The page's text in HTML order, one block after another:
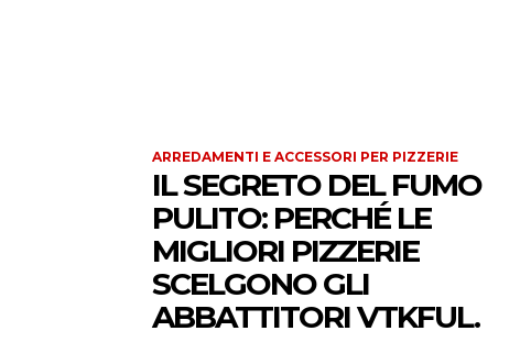
ARREDAMENTI E ACCESSORI PER PIZZERIE
IL SEGRETO DEL FUMO
PULITO: PERCHÉ LE
MIGLIORI PIZZERIE
SCELGONO GLI
ABBATTITORI VTKFUL.